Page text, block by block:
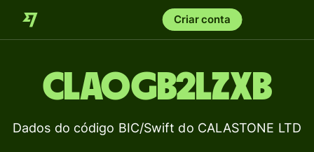
Criar conta
CLAOGB2LZXB
Dados do código BIC/Swift do CALASTONE LTD